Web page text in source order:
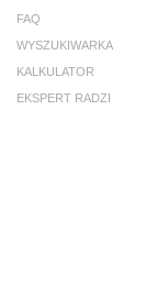
FAQ
WYSZUKIWARKA
KALKULATOR
EKSPERT RADZI